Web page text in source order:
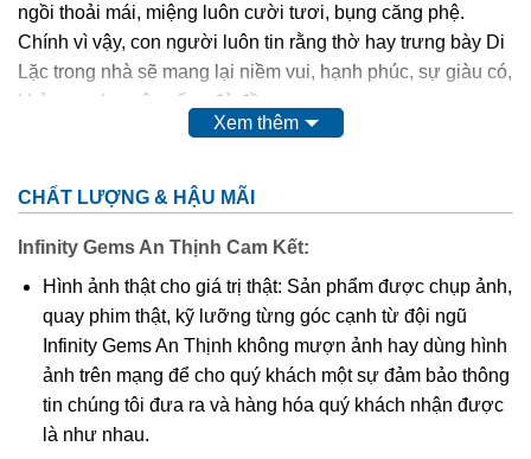
ngồi thoải mái, miệng luôn cười tươi, bụng căng phệ.
Chính vì vậy, con người luôn tin rằng thờ hay trưng bày Di
Lặc trong nhà sẽ mang lại niềm vui, hạnh phúc, sự giàu có,
khỏe mạnh, cuộc sống đủ đầy.
nghệ nhân điêu khắc nên Ngài cũng quý và sang không
kém như: các loại gỗ quý, đá quý,…
công ty, nơi công cộng thì hình ảnh Ngài cũng được điêu
khắc tinh xảo trên nền mặt dây chuyền. Điều này giúp
chúng ta có thể mang Phật bên mình mọi lúc mọi nơi để
phù hộ độ trì,…Và mặt dây chuyềnPhật Di Lặccũng được
nhiều tín đồ kể cả tín ngưỡng Phật hay không tín ngưỡng
đều ưa chuộng.
Xem thêm
CHẤT LƯỢNG & HẬU MÃI
Infinity Gems An Thịnh Cam Kết:
Hình ảnh thật cho giá trị thật: Sản phẩm được chụp ảnh,
quay phim thật, kỹ lưỡng từng góc cạnh từ đội ngũ
Infinity Gems An Thịnh không mượn ảnh hay dùng hình
ảnh trên mạng để cho quý khách một sự đảm bảo thông
tin chúng tôi đưa ra và hàng hóa quý khách nhận được
là như nhau.